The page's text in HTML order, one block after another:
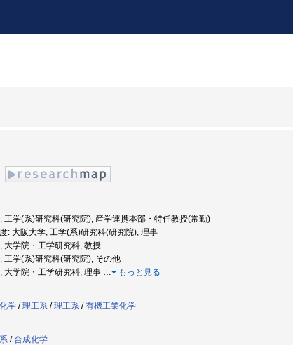
工学(系)研究科(研究院), 産学連携本部・特任教授(常勤)
: 大阪大学, 工学(系)研究科(研究院), 理事
大学院・工学研究科, 教授
工学(系)研究科(研究院), その他
大学院・工学研究科, 理事 … もっと見る
学 /理工系 /理工系 /有機工業化学
/合成化学